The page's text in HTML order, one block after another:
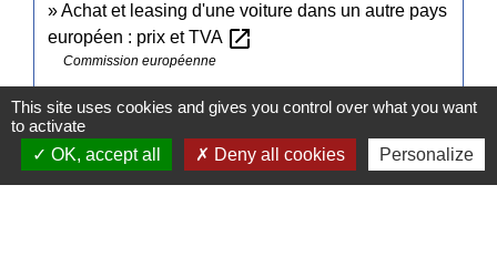
Achat et leasing d'une voiture dans un autre pays
européen : prix et TVA open_in_new
Commission européenne
This site uses cookies and gives you control over what you want
to activate
OK, accept all
Deny all cookies Personalize